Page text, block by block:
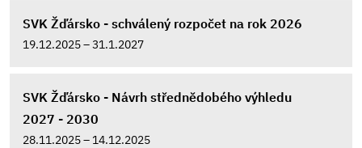
SVK Žďársko - schválený rozpočet na rok 2026
19.12.2025 – 31.1.2027
SVK Žďársko - Návrh střednědobého výhledu
2027 - 2030
28.11.2025 – 14.12.2025